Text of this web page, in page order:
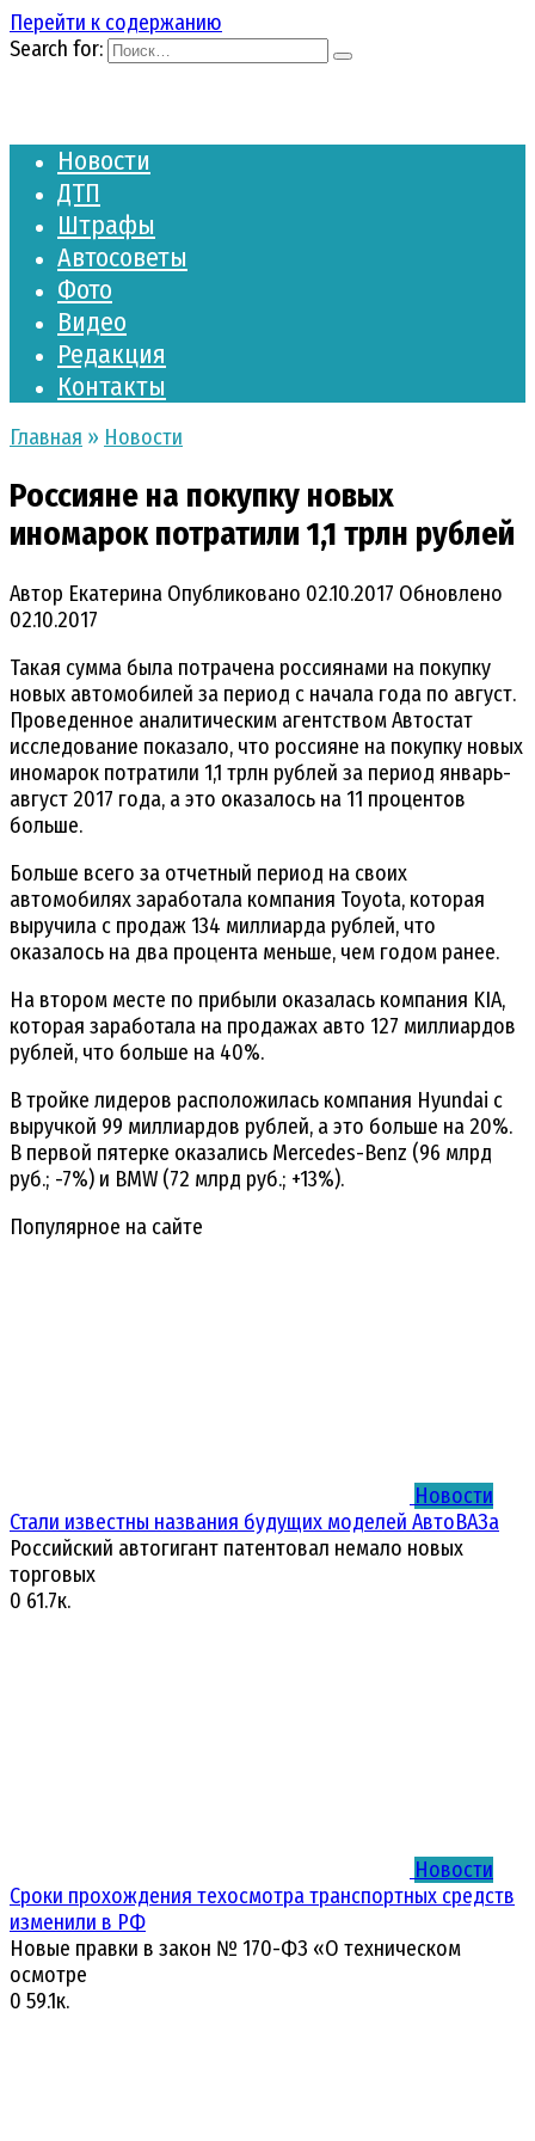
Перейти к содержанию
Search for:
Новости
ДТП
Штрафы
Автосоветы
Фото
Видео
Редакция
Контакты
Главная » Новости
Россияне на покупку новых
иномарок потратили 1,1 трлн рублей
Автор Екатерина Опубликовано 02.10.2017 Обновлено
02.10.2017
Такая сумма была потрачена россиянами на покупку
новых автомобилей за период с начала года по август.
Проведенное аналитическим агентством Автостат
исследование показало, что россияне на покупку новых
иномарок потратили 1,1 трлн рублей за период январь-
август 2017 года, а это оказалось на 11 процентов
больше.
Больше всего за отчетный период на своих
автомобилях заработала компания Toyota, которая
выручила с продаж 134 миллиарда рублей, что
оказалось на два процента меньше, чем годом ранее.
На втором месте по прибыли оказалась компания KIA,
которая заработала на продажах авто 127 миллиардов
рублей, что больше на 40%.
В тройке лидеров расположилась компания Hyundai с
выручкой 99 миллиардов рублей, а это больше на 20%.
В первой пятерке оказались Mercedes-Benz (96 млрд
руб.; -7%) и BMW (72 млрд руб.; +13%).
Популярное на сайте
Новости
Стали известны названия будущих моделей АвтоВАЗа
Российский автогигант патентовал немало новых
торговых
0 61.7к.
Новости
Сроки прохождения техосмотра транспортных средств
изменили в РФ
Новые правки в закон № 170-ФЗ «О техническом
осмотре
0 59.1к.